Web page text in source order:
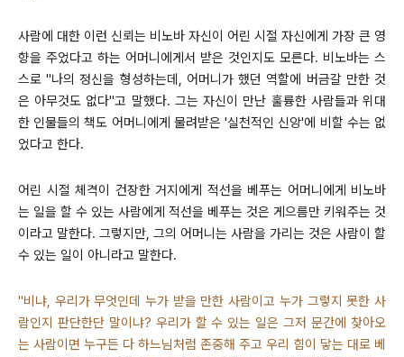
사람에 대한 이런 신뢰는 비노바 자신이 어린 시절 자신에게 가장 큰 영
향을 주었다고 하는 어머니에게서 받은 것인지도 모른다. 비노바는 스
스로 "나의 정신을 형성하는데, 어머니가 했던 역할에 버금갈 만한 것
은 아무것도 없다"고 말했다. 그는 자신이 만난 훌륭한 사람들과 위대
한 인물들의 책도 어머니에게 물려받은 '실천적인 신앙'에 비할 수는 없
었다고 한다.
어린 시절 체격이 건장한 거지에게 적선을 베푸는 어머니에게 비노바
는 일을 할 수 있는 사람에게 적선을 베푸는 것은 게으름만 키워주는 것
이라고 말한다. 그렇지만, 그의 어머니는 사람을 가리는 것은 사람이 할
수 있는 일이 아니라고 말한다.
"비냐, 우리가 무엇인데 누가 받을 만한 사람이고 누가 그렇지 못한 사
람인지 판단한단 말이냐? 우리가 할 수 있는 일은 그저 문간에 찾아오
는 사람이면 누구든 다 하느님처럼 존중해 주고 우리 힘이 닿는 대로 베